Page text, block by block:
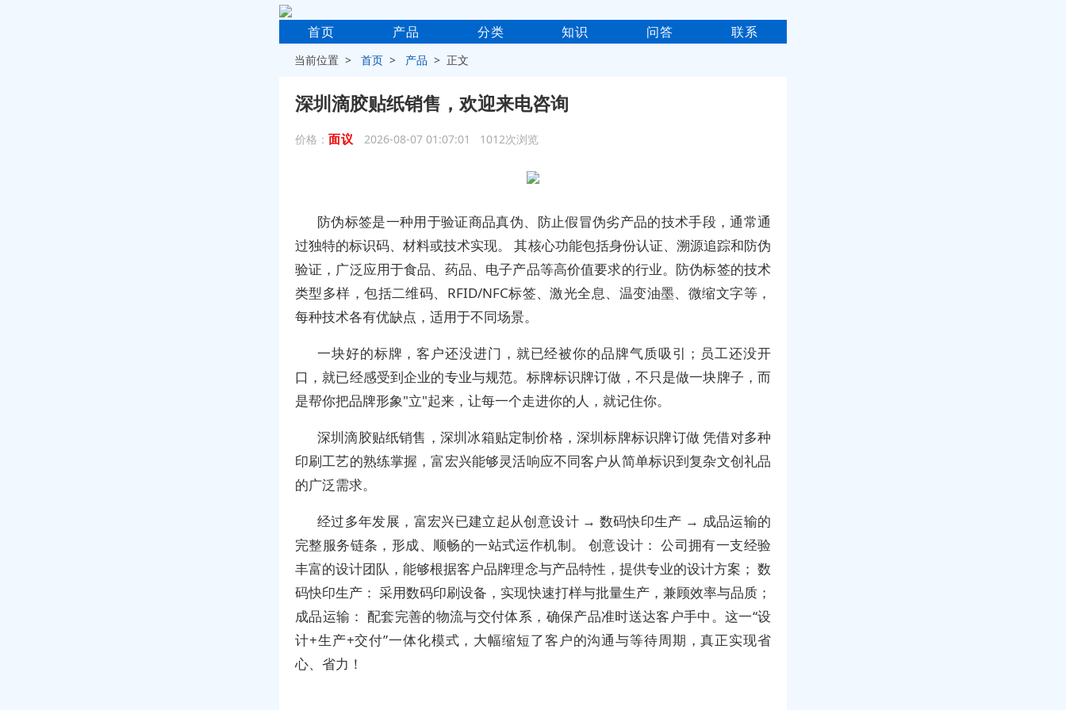
首页 产品 分类 知识 问答 联系
当前位置 >首页 > 产品 > 正文
深圳滴胶贴纸销售，欢迎来电咨询
价格： 面议 2026-08-07 01:07:01 1012次浏览
防伪标签是一种用于验证商品真伪、防止假冒伪劣产品的技术手段，通常通
过独特的标识码、材料或技术实现。 其核心功能包括身份认证、溯源追踪和防伪
验证，广泛应用于食品、药品、电子产品等高价值要求的行业。防伪标签的技术
类型多样，包括二维码、RFID/NFC标签、激光全息、温变油墨、微缩文字等，
每种技术各有优缺点，适用于不同场景。
一块好的标牌，客户还没进门，就已经被你的品牌气质吸引；员工还没开
口，就已经感受到企业的专业与规范。标牌标识牌订做，不只是做一块牌子，而
是帮你把品牌形象"立"起来，让每一个走进你的人，就记住你。
深圳滴胶贴纸销售，深圳冰箱贴定制价格，深圳标牌标识牌订做 凭借对多种
印刷工艺的熟练掌握，富宏兴能够灵活响应不同客户从简单标识到复杂文创礼品
的广泛需求。
经过多年发展，富宏兴已建立起从创意设计 → 数码快印生产 → 成品运输的
完整服务链条，形成、顺畅的一站式运作机制。 创意设计： 公司拥有一支经验
丰富的设计团队，能够根据客户品牌理念与产品特性，提供专业的设计方案； 数
码快印生产： 采用数码印刷设备，实现快速打样与批量生产，兼顾效率与品质；
成品运输： 配套完善的物流与交付体系，确保产品准时送达客户手中。这一“设
计+生产+交付”一体化模式，大幅缩短了客户的沟通与等待周期，真正实现省
心、省力！